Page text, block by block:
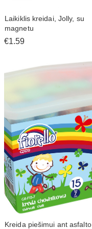
Laikiklis kreidai, Jolly, su
magnetu
€1.59
Kreida piešimui ant asfalto